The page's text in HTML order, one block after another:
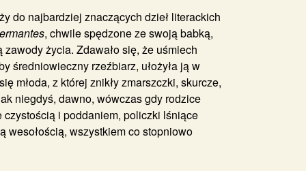
do najbardziej znaczących dzieł literackich
, chwile spędzone ze swoją babką,
życia. Zdawało się, że uśmiech
średniowieczny rzeźbiarz, ułożyła ją w
młoda, z której znikły zmarszczki, skurcze,
niegdyś, dawno, wówczas gdy roǳice
i poddaniem, policzki lśniące
wszystkiem co stopniowo